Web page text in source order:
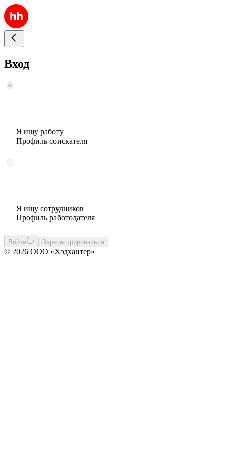
Вход
Я ищу работу
Профиль соискателя
Я ищу сотрудников
Профиль работодателя
Войти Зарегистрироваться
© 2026 ООО «Хэдхантер»